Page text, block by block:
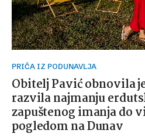
PRIČA IZ PODUNAVLJA
Obitelj Pavić obnovila
razvila najmanju
zapuštenog imanja do
pogledom na Dunav